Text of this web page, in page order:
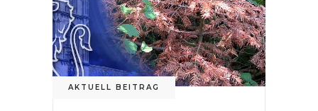
AKTUELL BEITRAG